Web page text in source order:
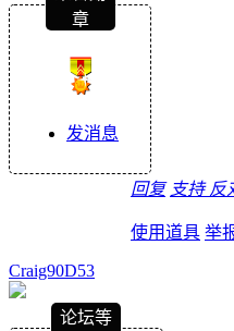
章
发消息
回复 支持 反
使用道具 举
Craig90D53
论坛等